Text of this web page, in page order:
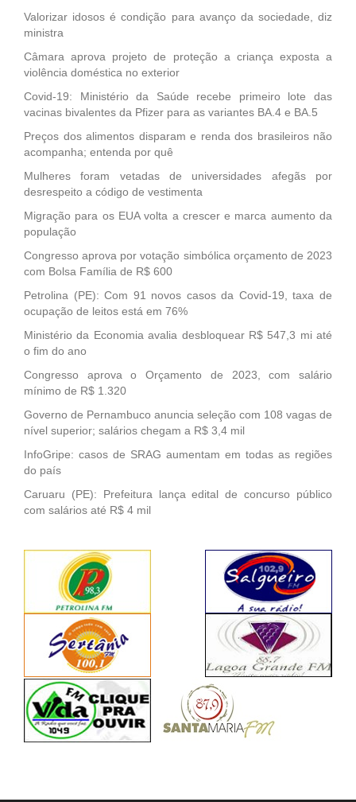
Valorizar idosos é condição para avanço da sociedade, diz
ministra
Câmara aprova projeto de proteção a criança exposta a
violência doméstica no exterior
Covid-19: Ministério da Saúde recebe primeiro lote das
vacinas bivalentes da Pfizer para as variantes BA.4 e BA.5
Preços dos alimentos disparam e renda dos brasileiros não
acompanha; entenda por quê
Mulheres foram vetadas de universidades afegãs por
desrespeito a código de vestimenta
Migração para os EUA volta a crescer e marca aumento da
população
Congresso aprova por votação simbólica orçamento de 2023
com Bolsa Família de R$ 600
Petrolina (PE): Com 91 novos casos da Covid-19, taxa de
ocupação de leitos está em 76%
Ministério da Economia avalia desbloquear R$ 547,3 mi até
o fim do ano
Congresso aprova o Orçamento de 2023, com salário
mínimo de R$ 1.320
Governo de Pernambuco anuncia seleção com 108 vagas de
nível superior; salários chegam a R$ 3,4 mil
InfoGripe: casos de SRAG aumentam em todas as regiões
do país
Caruaru (PE): Prefeitura lança edital de concurso público
com salários até R$ 4 mil